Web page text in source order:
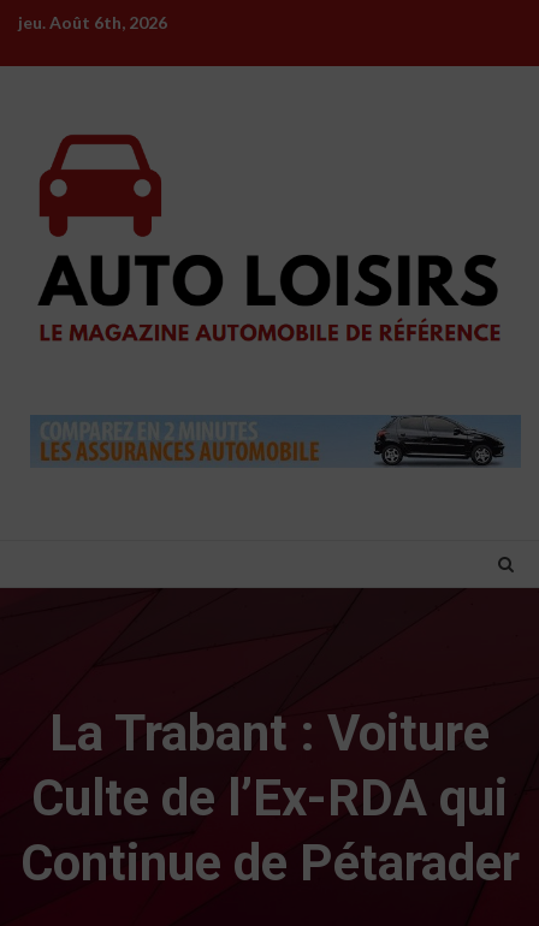
Skip
content
jeu. Août 6th, 2026
La Trabant : Voiture
Culte de l’Ex-RDA qui
Continue de Pétarader